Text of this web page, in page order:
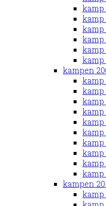
kamp
kamp
kamp
kamp
kamp
kamp
kampen
kamp
kamp
kamp
kamp
kamp
kamp
kamp
kamp
kamp
kamp
kampen
kamp